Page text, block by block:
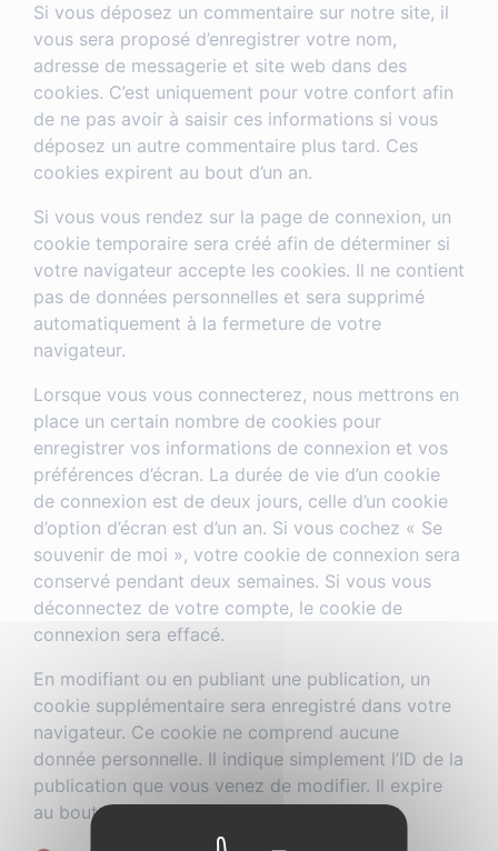
Si vous déposez un commentaire sur notre site, il
vous sera proposé d’enregistrer votre nom,
adresse de messagerie et site web dans des
cookies. C’est uniquement pour votre confort afin
de ne pas avoir à saisir ces informations si vous
déposez un autre commentaire plus tard. Ces
cookies expirent au bout d’un an.
Si vous vous rendez sur la page de connexion, un
cookie temporaire sera créé afin de déterminer si
votre navigateur accepte les cookies. Il ne contient
pas de données personnelles et sera supprimé
automatiquement à la fermeture de votre
navigateur.
Lorsque vous vous connecterez, nous mettrons en
place un certain nombre de cookies pour
enregistrer vos informations de connexion et vos
préférences d’écran. La durée de vie d’un cookie
de connexion est de deux jours, celle d’un cookie
d’option d’écran est d’un an. Si vous cochez « Se
souvenir de moi », votre cookie de connexion sera
conservé pendant deux semaines. Si vous vous
déconnectez de votre compte, le cookie de
connexion sera effacé.
En modifiant ou en publiant une publication, un
cookie supplémentaire sera enregistré dans votre
navigateur. Ce cookie ne comprend aucune
donnée personnelle. Il indique simplement l’ID de la
publication que vous venez de modifier. Il expire
au bout d’un jour.